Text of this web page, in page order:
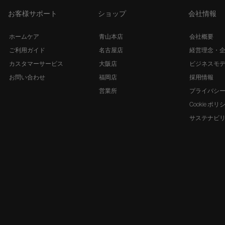
お客様サポート
ホームケア
ご利用ガイド
カスタマーサービス
お問い合わせ
ショップ
青山本店
名古屋店
大阪店
福岡店
営業所
会社情報
会社概要
経営理念・
ビジネスモ
採用情報
プライバシ
Cookie ポリ
サステナビ